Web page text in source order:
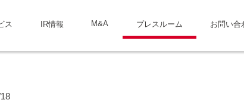
ス IR情報 M&A プレスルーム お問い合